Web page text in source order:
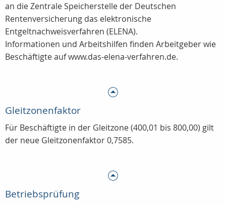
an die Zentrale Speicherstelle der Deutschen
Rentenversicherung das elektronische
Entgeltnachweisverfahren (ELENA).
Informationen und Arbeitshilfen finden Arbeitgeber wie
Beschäftigte auf www.das-elena-verfahren.de.
Gleitzonenfaktor
Für Beschäftigte in der Gleitzone (400,01 bis 800,00) gilt
der neue Gleitzonenfaktor 0,7585.
Betriebsprüfung